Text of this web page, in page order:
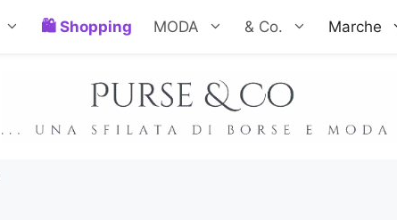
Shopping MODA & Co. Marche